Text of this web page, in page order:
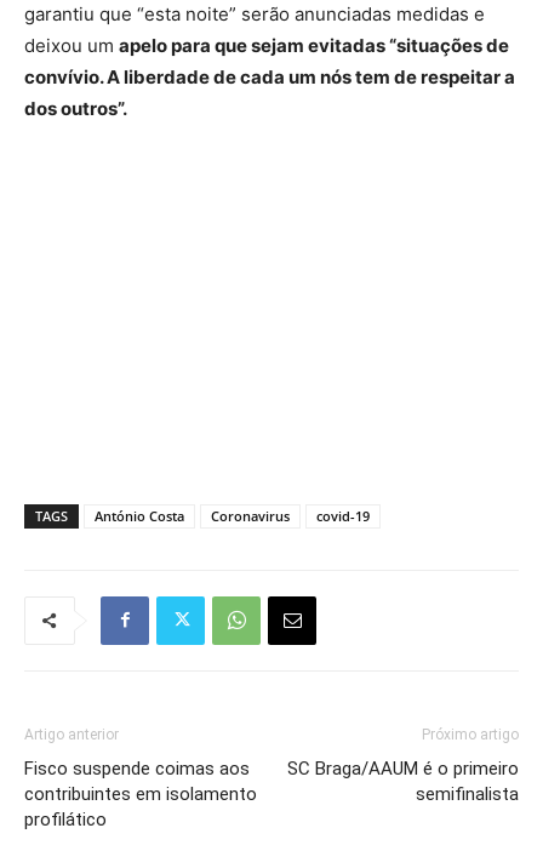
garantiu que “esta noite” serão anunciadas medidas e
deixou um apelo para que sejam evitadas “situações de
convívio. A liberdade de cada um nós tem de respeitar a
dos outros”.
TAGS António Costa Coronavirus covid-19
Artigo anterior
Fisco suspende coimas aos
contribuintes em isolamento
profilático
Próximo artigo
SC Braga/AAUM é o primeiro
semifinalista